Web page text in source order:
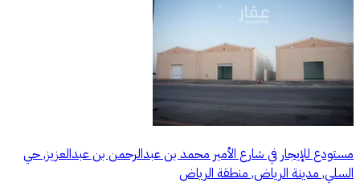
مستودع للإيجار في شارع الأمير محمد بن عبدالرحمن بن عبدالعزيز, حي
السلي, مدينة الرياض, منطقة الرياض